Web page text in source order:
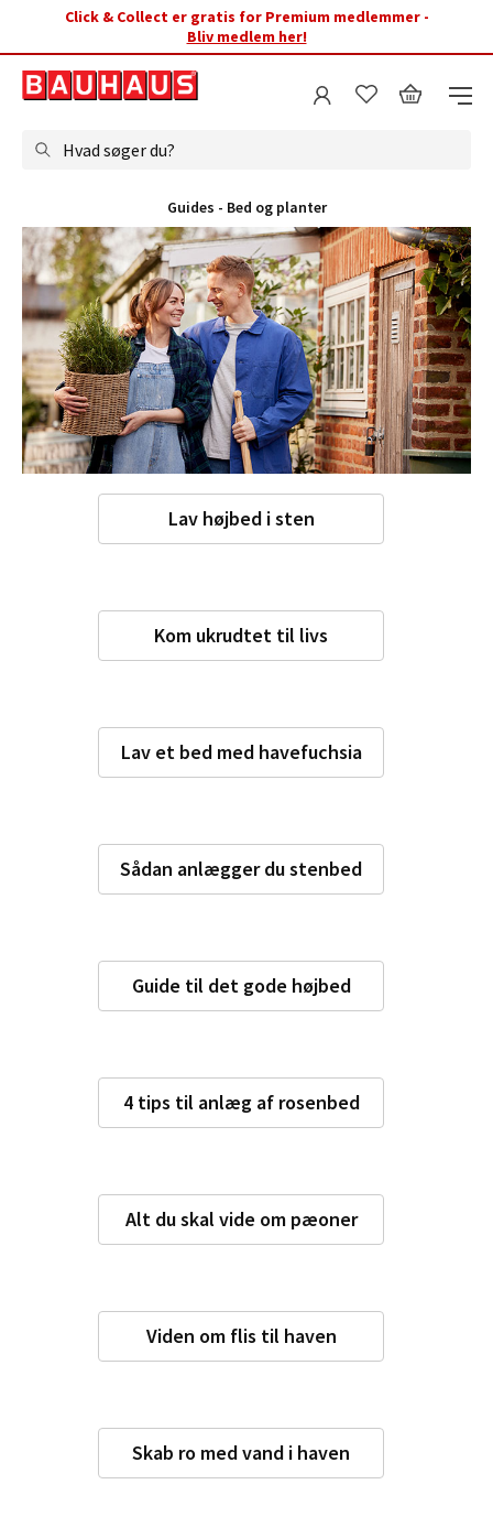
Click & Collect er gratis for Premium medlemmer -
Bliv medlem her!
Hvad søger du?
Guides - Bed og planter
Lav højbed i sten
Kom ukrudtet til livs
Lav et bed med havefuchsia
Sådan anlægger du stenbed
Guide til det gode højbed
4 tips til anlæg af rosenbed
Alt du skal vide om pæoner
Viden om flis til haven
Skab ro med vand i haven